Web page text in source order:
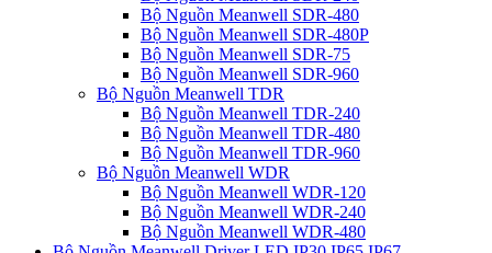
Bộ Nguồn Meanwell SDR-480
Bộ Nguồn Meanwell SDR-480P
Bộ Nguồn Meanwell SDR-75
Bộ Nguồn Meanwell SDR-960
Bộ Nguồn Meanwell TDR
Bộ Nguồn Meanwell TDR-240
Bộ Nguồn Meanwell TDR-480
Bộ Nguồn Meanwell TDR-960
Bộ Nguồn Meanwell WDR
Bộ Nguồn Meanwell WDR-120
Bộ Nguồn Meanwell WDR-240
Bộ Nguồn Meanwell WDR-480